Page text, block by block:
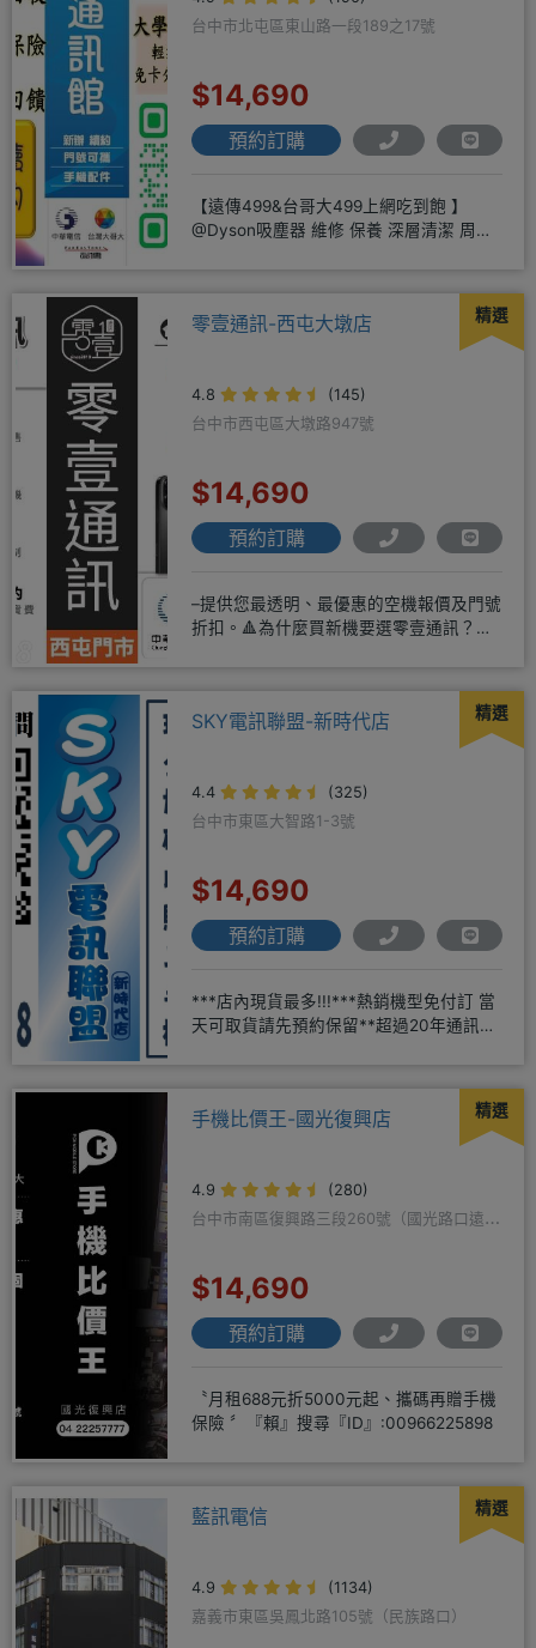
台中市北屯區東山路一段189之17號
$14,690
預約訂購
【遠傳499&台哥大499上網吃到飽 】
@Dyson吸塵器 維修 保養 深層清潔 周邊
精選
零壹通訊-西屯大墩店
4.8
(145)
台中市西屯區大墩路947號
$14,690
預約訂購
–提供您最透明、最優惠的空機報價及門號
折扣。🔺為什麼買新機要選零壹通訊？
精選
SKY電訊聯盟-新時代店
4.4
(325)
台中市東區大智路1-3號
$14,690
預約訂購
***店內現貨最多!!!***熱銷機型免付訂 當
天可取貨請先預約保留**超過20年通訊經
精選
手機比價王-國光復興店
4.9
(280)
台中市南區復興路三段260號（國光路口遠傳
$14,690
預約訂購
〝月租688元折5000元起、攜碼再贈手機
保險 〞『賴』搜尋『ID』:00966225898
精選
藍訊電信
4.9
(1134)
嘉義市東區吳鳳北路105號（民族路口）